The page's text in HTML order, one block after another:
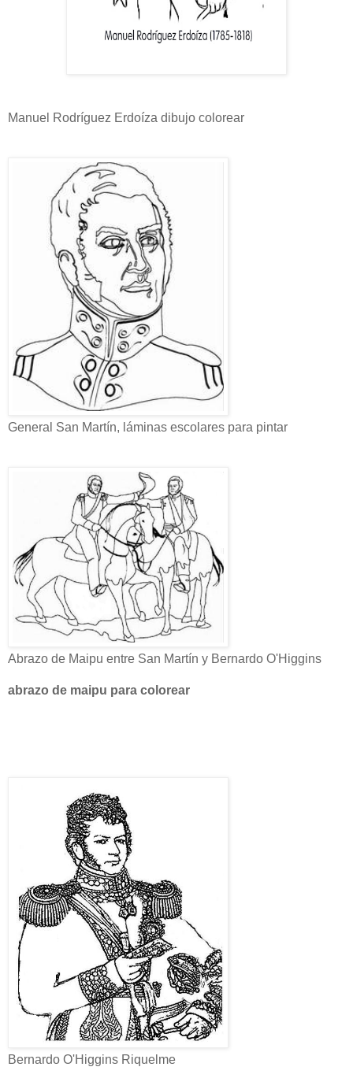
Manuel Rodríguez Erdoíza dibujo colorear
General San Martín, láminas escolares para pintar
Abrazo de Maipu entre San Martín y Bernardo O'Higgins
abrazo de maipu para colorear
Bernardo O'Higgins Riquelme